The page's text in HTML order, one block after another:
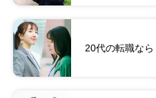
20代の転職なら